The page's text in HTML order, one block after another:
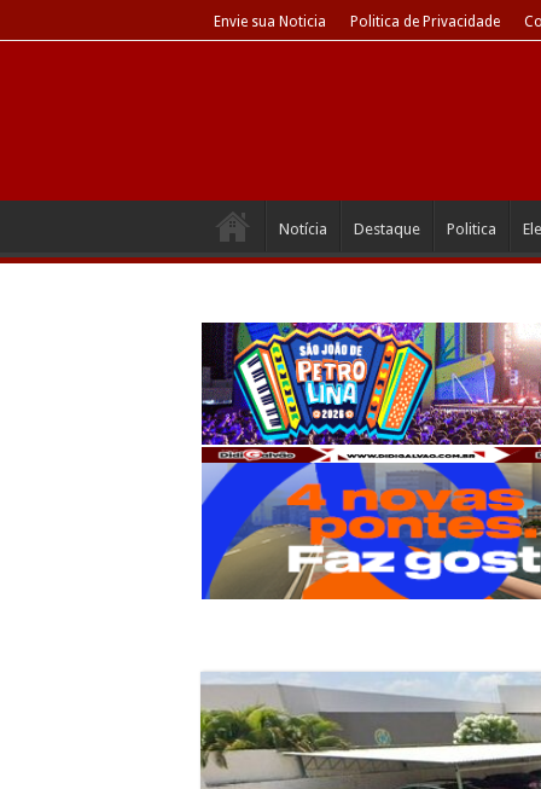
Envie sua Noticia Politica de Privacidade
Notícia Destaque Politica